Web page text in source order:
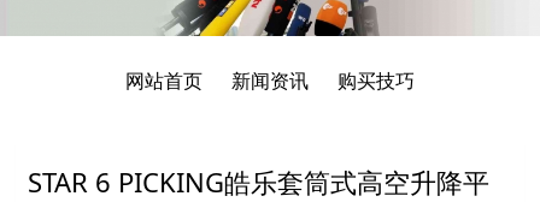
网站首页 新闻资讯 购买技巧
STAR 6 PICKING皓乐套筒式高空升降平